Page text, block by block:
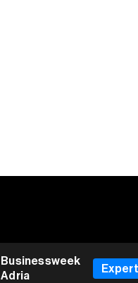
Businessweek
Adria
Expert